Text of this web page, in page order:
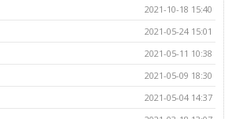
2021-10-18 15:40
2021-05-24 15:01
2021-05-11 10:38
2021-05-09 18:30
2021-05-04 14:37